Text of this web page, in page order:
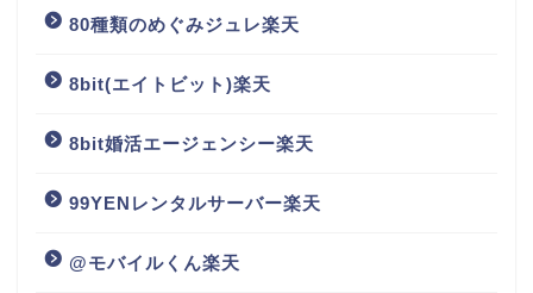
80種類のめぐみジュレ楽天
8bit(エイトビット)楽天
8bit婚活エージェンシー楽天
99YENレンタルサーバー楽天
@モバイルくん楽天